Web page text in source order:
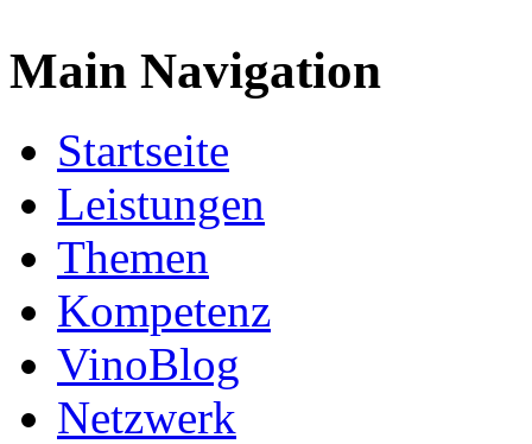
Main Navigation
Startseite
Leistungen
Themen
Kompetenz
VinoBlog
Netzwerk